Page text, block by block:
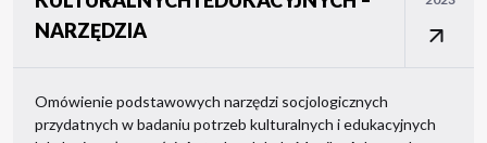
NARZĘDZIA
Omówienie podstawowych narzędzi socjologicznych
przydatnych w badaniu potrzeb kulturalnych i edukacyjnych